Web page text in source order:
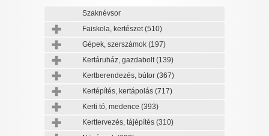
Szaknévsor
Faiskola, kertészet(510)
Gépek, szerszámok (197)
Kertáruház, gazdabolt(139)
Kertberendezés, bútor (367)
Kertépítés, kertápolás (717)
Kerti tó, medence (393)
Kerttervezés, tájépítés (310)